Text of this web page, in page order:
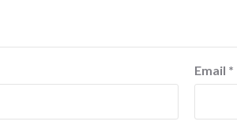
Email *